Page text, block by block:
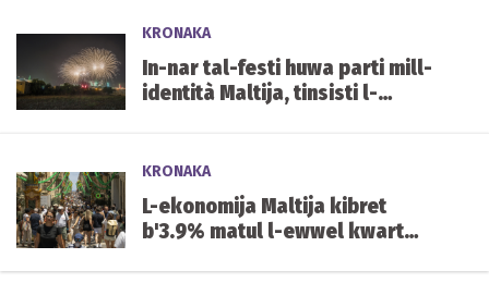
KRONAKA
In-nar tal-festi huwa parti mill-
identità Maltija, tinsisti l-
KRONAKA
L-ekonomija Maltija kibret
b'3.9% matul l-ewwel kwart